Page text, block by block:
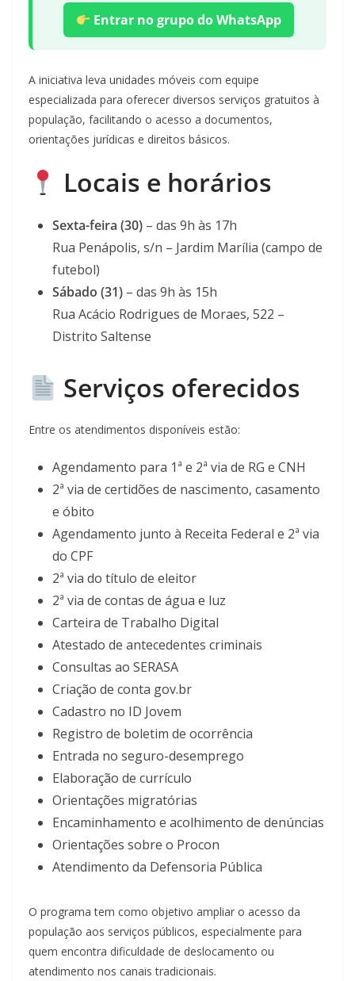
Entrar no grupo do WhatsApp
A iniciativa leva unidades móveis com equipe
especializada para oferecer diversos serviços gratuitos à
população, facilitando o acesso a documentos,
orientações jurídicas e direitos básicos.
Locais e horários
Sexta-feira (30) – das 9h às 17h
Rua Penápolis, s/n – Jardim Marília (campo de
futebol)
Sábado (31) – das 9h às 15h
Rua Acácio Rodrigues de Moraes, 522 –
Distrito Saltense
Serviços oferecidos
Entre os atendimentos disponíveis estão:
Agendamento para 1ª e 2ª via de RG e CNH
2ª via de certidões de nascimento, casamento
e óbito
Agendamento junto à Receita Federal e 2ª via
do CPF
2ª via do título de eleitor
2ª via de contas de água e luz
Carteira de Trabalho Digital
Atestado de antecedentes criminais
Consultas ao SERASA
Criação de conta gov.br
Cadastro no ID Jovem
Registro de boletim de ocorrência
Entrada no seguro-desemprego
Elaboração de currículo
Orientações migratórias
Encaminhamento e acolhimento de denúncias
Orientações sobre o Procon
Atendimento da Defensoria Pública
O programa tem como objetivo ampliar o acesso da
população aos serviços públicos, especialmente para
quem encontra dificuldade de deslocamento ou
atendimento nos canais tradicionais.